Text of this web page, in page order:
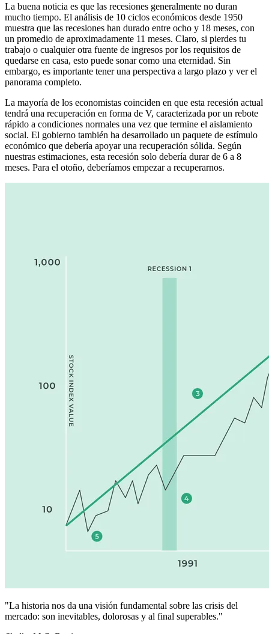
La buena noticia es que las recesiones generalmente no duran
mucho tiempo. El análisis de 10 ciclos económicos desde 1950
muestra que las recesiones han durado entre ocho y 18 meses, con
un promedio de aproximadamente 11 meses. Claro, si pierdes tu
trabajo o cualquier otra fuente de ingresos por los requisitos de
quedarse en casa, esto puede sonar como una eternidad. Sin
embargo, es importante tener una perspectiva a largo plazo y ver el
panorama completo.
La mayoría de los economistas coinciden en que esta recesión actual
tendrá una recuperación en forma de V, caracterizada por un rebote
rápido a condiciones normales una vez que termine el aislamiento
social. El gobierno también ha desarrollado un paquete de estímulo
económico que debería apoyar una recuperación sólida. Según
nuestras estimaciones, esta recesión solo debería durar de 6 a 8
meses. Para el otoño, deberíamos empezar a recuperarnos.
"La historia nos da una visión fundamental sobre las crisis del
mercado: son inevitables, dolorosas y al final superables."